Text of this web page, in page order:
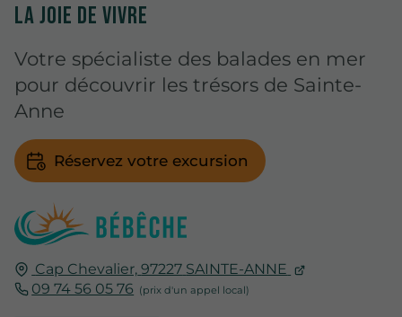
Cap Chevalier, 97227 SAINTE-ANNE
09 74 56 05 76
LA JOIE DE VIVRE
Votre spécialiste des balades en mer
pour découvrir les trésors de Sainte-
Anne
Réservez votre excursion